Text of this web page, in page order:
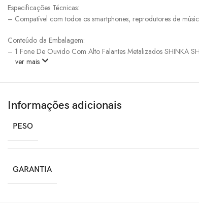
Especificações Técnicas:
– Compatível com todos os smartphones, reprodutores de
Conteúdo da Embalagem:
– 1 Fone De Ouvido Com Alto Falantes Metalizados SHINKA
ver mais
Informações adicionais
PESO
GARANTIA